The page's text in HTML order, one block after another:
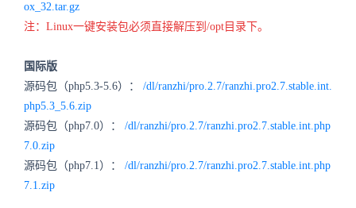
ox_32.tar.gz
注：Linux一键安装包必须直接解压到/opt目录下。
国际版
源码包（php5.3-5.6）： /dl/ranzhi/pro.2.7/ranzhi.pro2.7.stable.int.
php5.3_5.6.zip
源码包（php7.0）： /dl/ranzhi/pro.2.7/ranzhi.pro2.7.stable.int.php
7.0.zip
源码包（php7.1）： /dl/ranzhi/pro.2.7/ranzhi.pro2.7.stable.int.php
7.1.zip